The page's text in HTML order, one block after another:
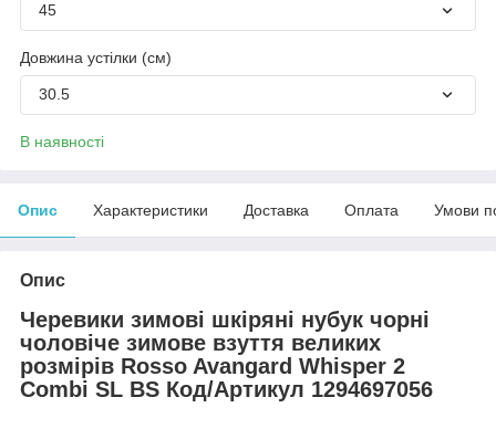
45
Довжина устілки (см)
30.5
В наявності
Опис Характеристики Доставка Оплата Умови
Опис
Черевики зимові шкіряні нубук чорні
чоловіче зимове взуття великих
розмірів Rosso Avangard Whisper 2
Combi SL BS Код/Артикул 1294697056